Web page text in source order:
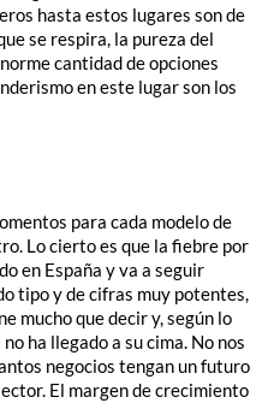
hasta estos lugares son de
se respira, la pureza del
cantidad de opciones
en este lugar son los
para cada modelo de
Lo cierto es que la fiebre por
en España y va a seguir
tipo y de cifras muy potentes,
mucho que decir y, según lo
ha llegado a su cima. No nos
negocios tengan un futuro
El margen de crecimiento